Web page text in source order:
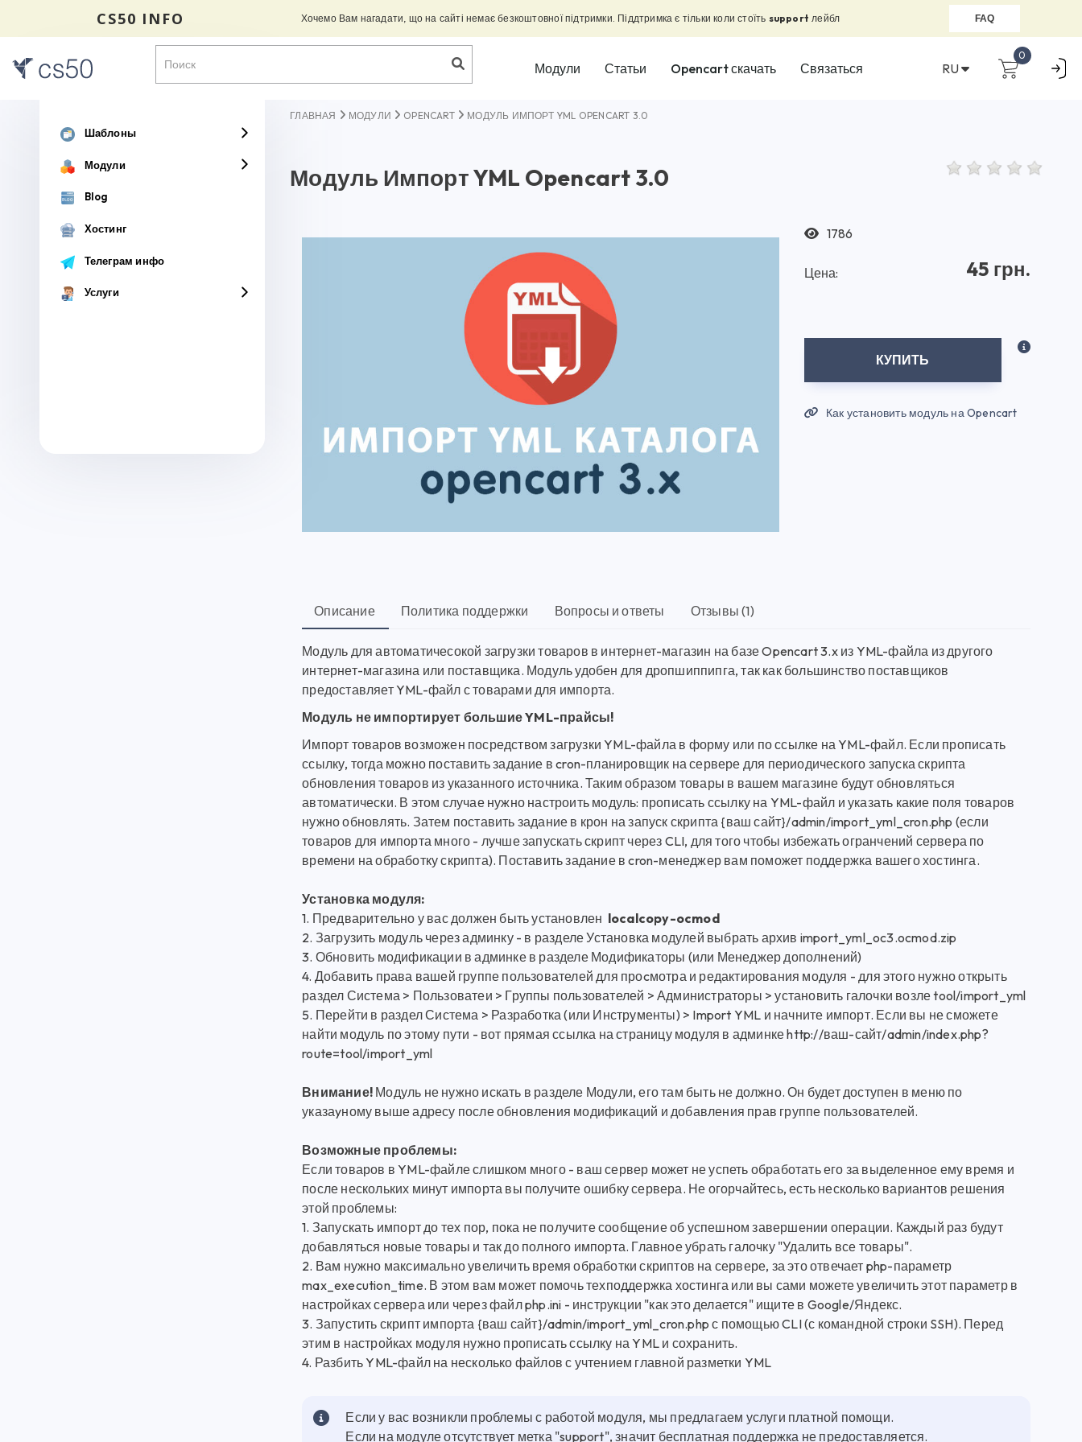
CS50 INFO Хочемо Вам нагадати, що на сайті немає безкоштовної підтримки. Піддтримка є тільки коли стоїть support лейбл FAQ
Модули Статьи Opencart скачать Связаться RU
0
Шаблоны
Модули
Blog
Хостинг
Телеграм инфо
Услуги
ГЛАВНАЯ МОДУЛИ OPENCART МОДУЛЬ ИМПОРТ YML OPENCART 3.0
Модуль Импорт YML Opencart 3.0
1786
Цена: 45 грн.
КУПИТЬ
Как установить модуль на Opencart
Описание Политика поддержки Вопросы и ответы Отзывы (1)
Модуль для автоматичесокой загрузки товаров в интернет-магазин на базе Opencart 3.x из YML-файла из другого
интернет-магазина или поставщика. Модуль удобен для дропшиппипга, так как большинство поставщиков
предоставляет YML-файл с товарами для импорта.
Модуль не импортирует большие YML-прайсы!
Импорт товаров возможен посредством загрузки YML-файла в форму или по ссылке на YML-файл. Если прописать
ссылку, тогда можно поставить задание в cron-планировщик на сервере для периодического запуска скрипта
обновления товаров из указанного источника. Таким образом товары в вашем магазине будут обновляться
автоматически. В этом случае нужно настроить модуль: прописать ссылку на YML-файл и указать какие поля товаров
нужно обновлять. Затем поставить задание в крон на запуск скрипта {ваш сайт}/admin/import_yml_cron.php (если
товаров для импорта много - лучше запускать скрипт через CLI, для того чтобы избежать огранчений сервера по
времени на обработку скрипта). Поставить задание в cron-менеджер вам поможет поддержка вашего хостинга.
Установка модуля:
1. Предварительно у вас должен быть установлен localcopy-ocmod
2. Загрузить модуль через админку - в разделе Установка модулей выбрать архив import_yml_oc3.ocmod.zip
3. Обновить модификации в админке в разделе Модификаторы (или Менеджер дополнений)
4. Добавить права вашей группе пользователей для проcмотра и редактирования модуля - для этого нужно открыть
раздел Система > Пользоватеи > Группы пользователей > Администраторы > установить галочки возле tool/import_yml
5. Перейти в раздел Система > Разработка (или Инструменты) > Import YML и начните импорт. Если вы не сможете
найти модуль по этому пути - вот прямая ссылка на страницу модуля в админке http://ваш-сайт/admin/index.php?
route=tool/import_yml
Внимание! Модуль не нужно искать в разделе Модули, его там быть не должно. Он будет доступен в меню по
указаyному выше адресу после обновления модификаций и добавления прав группе пользователей.
Возможные проблемы:
Если товаров в YML-файле слишком много - ваш сервер может не успеть обработать его за выделенное ему время и
после нескольких минут импорта вы получите ошибку сервера. Не огорчайтесь, есть несколько вариантов решения
этой проблемы:
1. Запускать импорт до тех пор, пока не получите сообщение об успешном завершении операции. Каждый раз будут
добавляться новые товары и так до полного импорта. Главное убрать галочку "Удалить все товары".
2. Вам нужно максимально увеличить время обработки скриптов на сервере, за это отвечает php-параметр
max_execution_time. В этом вам может помочь техподдержка хостинга или вы сами можете увеличить этот параметр в
настройках сервера или через файл php.ini - инструкции "как это делается" ищите в Google/Яндекс.
3. Запустить скрипт импорта {ваш сайт}/admin/import_yml_cron.php с помощью CLI (с командной строки SSH). Перед
этим в настройках модуля нужно прописать ссылку на YML и сохранить.
4. Разбить YML-файл на несколько файлов с учтением главной разметки YML
Если у вас возникли проблемы с работой модуля, мы предлагаем услуги платной помощи.
Если на модуле отсутствует метка "support", значит бесплатная поддержка не предоставляется.